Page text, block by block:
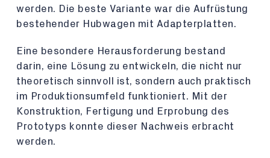
werden. Die beste Variante war die Aufrüstung
bestehender Hubwagen mit Adapterplatten.
Eine besondere Herausforderung bestand
darin, eine Lösung zu entwickeln, die nicht nur
theoretisch sinnvoll ist, sondern auch praktisch
im Produktionsumfeld funktioniert. Mit der
Konstruktion, Fertigung und Erprobung des
Prototyps konnte dieser Nachweis erbracht
werden.